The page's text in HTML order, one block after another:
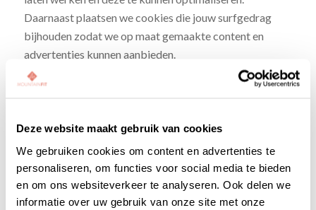
Deze website maakt gebruik van cookies
We gebruiken cookies om content en advertenties te
personaliseren, om functies voor social media te bieden
en om ons websiteverkeer te analyseren. Ook delen we
informatie over uw gebruik van onze site met onze
Daarnaast plaatsen we cookies die jouw surfgedrag
bijhouden zodat we op maat gemaakte content en
advertenties kunnen aanbieden.
Bij jouw eerste bezoek aan onze website hebben wij je
Je kunt je afmelden voor cookies door je
internetbrowser zo in te stellen dat deze geen cookies
meer opslaat. Daarnaast kun je ook alle informatie die
eerder is opgeslagen via de instellingen van je browser